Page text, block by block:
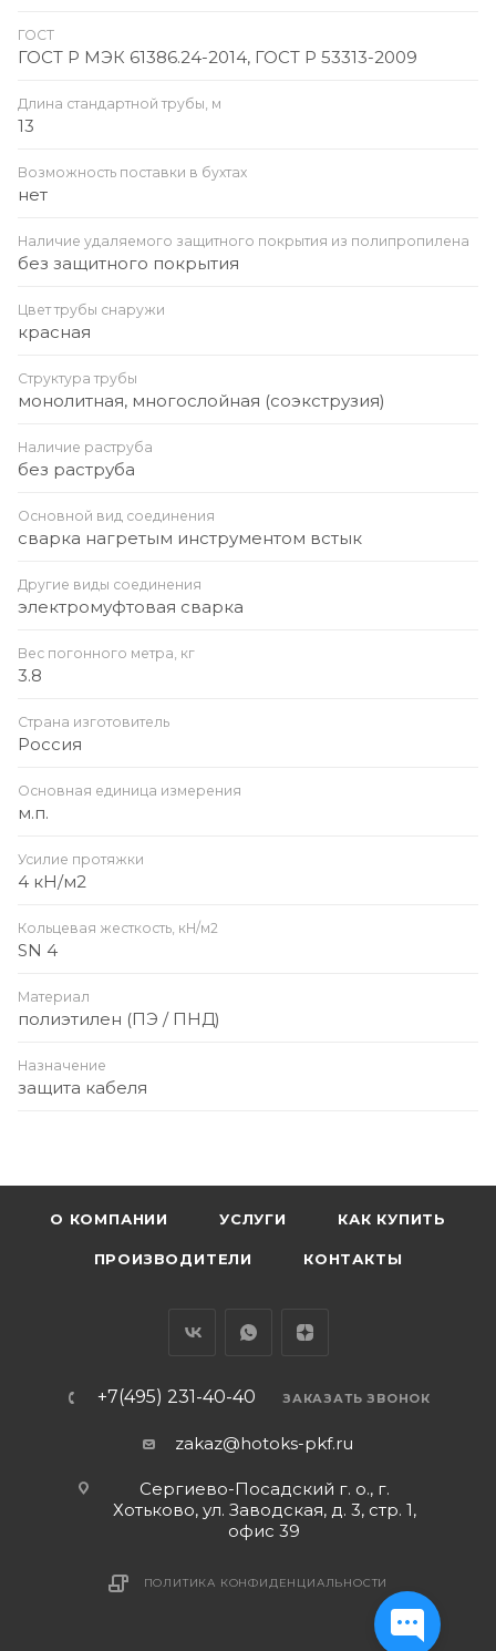
ГОСТ
ГОСТ Р МЭК 61386.24-2014, ГОСТ Р 53313-2009
Длина стандартной трубы, м
13
Возможность поставки в бухтах
нет
Наличие удаляемого защитного покрытия из полипропилена
без защитного покрытия
Цвет трубы снаружи
красная
Структура трубы
монолитная, многослойная (соэкструзия)
Наличие раструба
без раструба
Основной вид соединения
сварка нагретым инструментом встык
Другие виды соединения
электромуфтовая сварка
Вес погонного метра, кг
3.8
Страна изготовитель
Россия
Основная единица измерения
м.п.
Усилие протяжки
4 кН/м2
Кольцевая жесткость, кН/м2
SN 4
Материал
полиэтилен (ПЭ / ПНД)
Назначение
защита кабеля
О КОМПАНИИ УСЛУГИ КАК КУПИТЬ
ПРОИЗВОДИТЕЛИ КОНТАКТЫ
+7(495) 231-40-40 ЗАКАЗАТЬ ЗВОНОК
zakaz@hotoks-pkf.ru
Сергиево-Посадский г. о., г.
Хотьково, ул. Заводская, д. 3, стр. 1,
офис 39
ПОЛИТИКА КОНФИДЕНЦИАЛЬНОСТИ